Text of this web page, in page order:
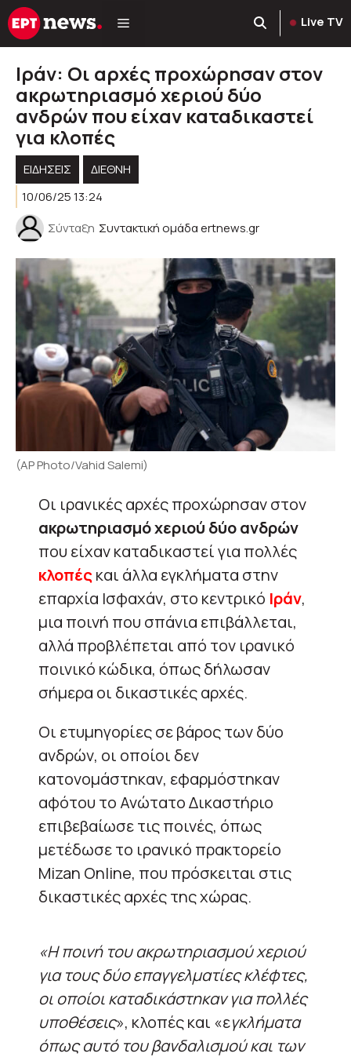
Μετάβαση
σε
Live TV
Ιράν: Οι αρχές προχώρησαν στον
ακρωτηριασμό χεριού δύο
ανδρών που είχαν καταδικαστεί
για κλοπές
ΕΙΔΗΣΕΙΣ
ΔΙΕΘΝΗ
10/06/25 13:24
Σύνταξη Συντακτική ομάδα ertnews.gr
(AP Photo/Vahid Salemi)
Οι ιρανικές αρχές προχώρησαν στον
ακρωτηριασμό χεριού δύο ανδρών
που είχαν καταδικαστεί για πολλές
κλοπέςκαι άλλα εγκλήματα στην
επαρχία Ισφαχάν, στο κεντρικό Ιράν,
μια ποινή που σπάνια επιβάλλεται,
αλλά προβλέπεται από τον ιρανικό
ποινικό κώδικα, όπως δήλωσαν
σήμερα οι δικαστικές αρχές.
Οι ετυμηγορίες σε βάρος των δύο
ανδρών, οι οποίοι δεν
κατονομάστηκαν, εφαρμόστηκαν
αφότου το Ανώτατο Δικαστήριο
επιβεβαίωσε τις ποινές, όπως
μετέδωσε το ιρανικό πρακτορείο
Mizan Online, που πρόσκειται στις
δικαστικές αρχές της χώρας.
«Η ποινή του ακρωτηριασμού χεριού
για τους δύο επαγγελματίες κλέφτες,
οι οποίοι καταδικάστηκαν για πολλές
υποθέσεις», κλοπές και «εγκλήματα
όπως αυτό του βανδαλισμού και των